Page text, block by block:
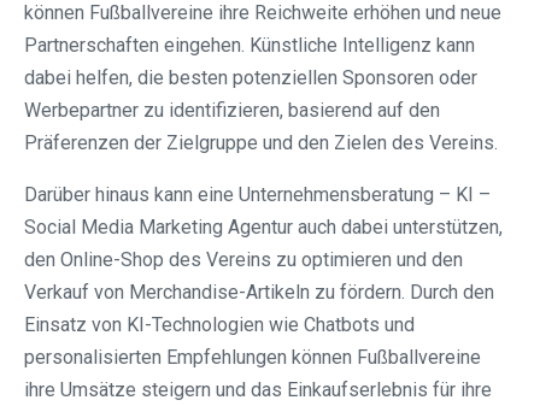
können Fußballvereine ihre Reichweite erhöhen und neue
Partnerschaften eingehen. Künstliche Intelligenz kann
dabei helfen, die besten potenziellen Sponsoren oder
Werbepartner zu identifizieren, basierend auf den
Präferenzen der Zielgruppe und den Zielen des Vereins.
Darüber hinaus kann eine Unternehmensberatung – KI –
Social Media Marketing Agentur auch dabei unterstützen,
den Online-Shop des Vereins zu optimieren und den
Verkauf von Merchandise-Artikeln zu fördern. Durch den
Einsatz von KI-Technologien wie Chatbots und
personalisierten Empfehlungen können Fußballvereine
ihre Umsätze steigern und das Einkaufserlebnis für ihre